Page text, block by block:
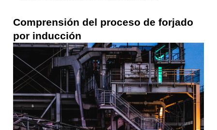
Comprensión del proceso de forjado
por inducción